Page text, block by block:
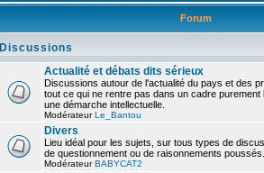
Forum
Discussions
Actualité et débats dits sérieux
Discussions autour de l'actualité du pays et des
tout ce qui ne rentre pas dans un cadre
une démarche intellectuelle.
ModérateurLe_Bantou
Divers
Lieu idéal pour les sujets, sur tous types de
de questionnement ou de raisonnements
ModérateurBABYCAT2